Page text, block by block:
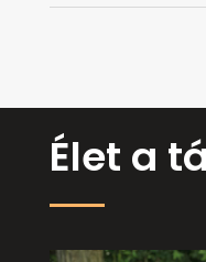
Élet a